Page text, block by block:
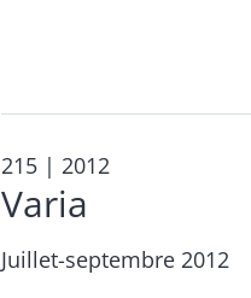
215 | 2012
Varia
Juillet-septembre 2012